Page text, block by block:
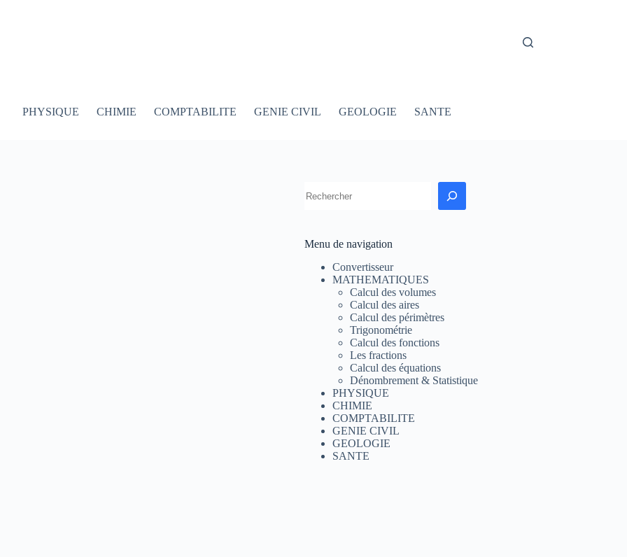
PHYSIQUE CHIMIE COMPTABILITE GENIE CIVIL GEOLOGIE SANTE
Menu de navigation
Convertisseur
MATHEMATIQUES
Calcul des volumes
Calcul des aires
Calcul des périmètres
Trigonométrie
Calcul des fonctions
Les fractions
Calcul des équations
Dénombrement & Statistique
PHYSIQUE
CHIMIE
COMPTABILITE
GENIE CIVIL
GEOLOGIE
SANTE